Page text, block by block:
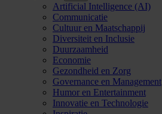
Artificial Intelligence (AI)
Communicatie
Cultuur en Maatschappij
Diversiteit en Inclusie
Duurzaamheid
Economie
Gezondheid en Zorg
Governance en Management
Humor en Entertainment
Innovatie en Technologie